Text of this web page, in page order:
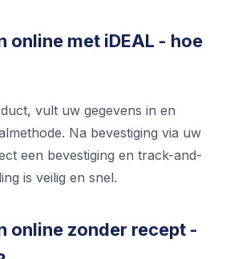
online met iDEAL - hoe
vult uw gegevens in en
Na bevestiging via uw
een bevestiging en track-and-
is veilig en snel.
online zonder recept -